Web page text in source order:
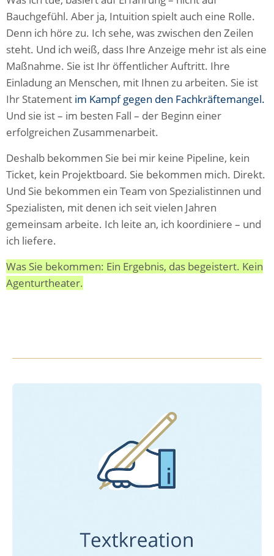
Bauchgefühl. Aber ja, Intuition spielt auch eine Rolle.
Denn ich höre zu. Ich sehe, was zwischen den Zeilen
steht. Und ich weiß, dass Ihre Anzeige mehr ist als eine
Maßnahme. Sie ist Ihr öffentlicher Auftritt. Ihre
Einladung an Menschen, mit Ihnen zu arbeiten. Sie ist
Ihr Statement im Kampf gegen den Fachkräftemangel.
Und sie ist – im besten Fall – der Beginn einer
erfolgreichen Zusammenarbeit.
Deshalb bekommen Sie bei mir keine Pipeline, kein
Ticket, kein Projektboard. Sie bekommen mich. Direkt.
Und Sie bekommen ein Team von Spezialistinnen und
Spezialisten, mit denen ich seit vielen Jahren
gemeinsam arbeite. Ich leite an, ich koordiniere – und
ich liefere.
Was Sie bekommen: Ein Ergebnis, das begeistert. Kein
Agenturtheater.